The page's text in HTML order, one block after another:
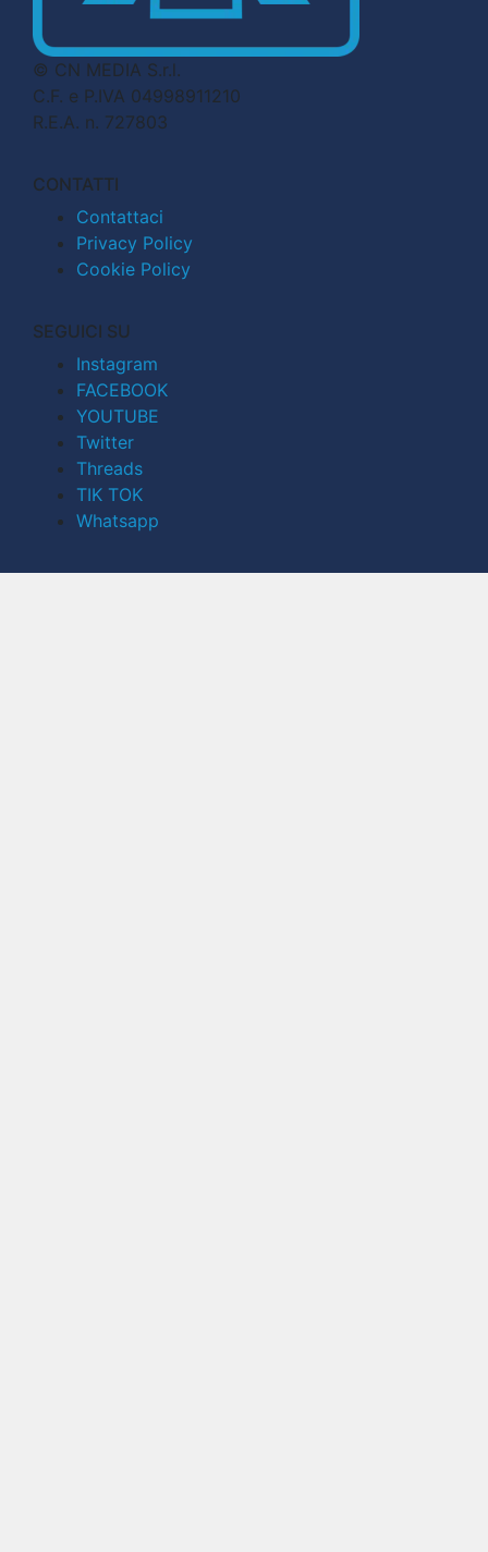
© CN MEDIA S.r.l.
C.F. e P.IVA 04998911210
R.E.A. n. 727803
CONTATTI
Contattaci
Privacy Policy
Cookie Policy
SEGUICI SU
Instagram
FACEBOOK
YOUTUBE
Twitter
Threads
TIK TOK
Whatsapp